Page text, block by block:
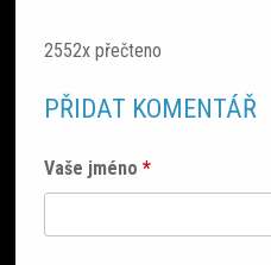
2552x přečteno
PŘIDAT KOMENTÁŘ
Vaše jméno*